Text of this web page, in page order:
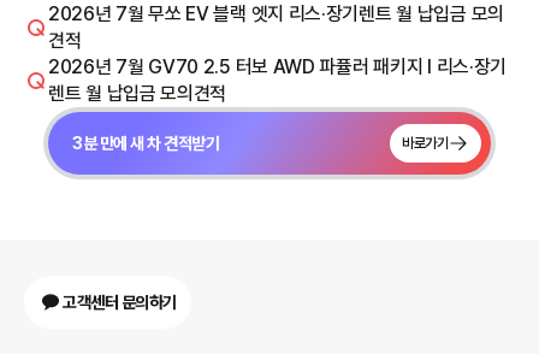
2026년 7월 무쏘 EV 블랙 엣지 리스·장기렌트 월 납입금 모의
견적
2026년 7월 GV70 2.5 터보 AWD 파퓰러 패키지 I 리스·장기
렌트 월 납입금 모의견적
3분 만에 새 차 견적받기 바로가기
고객센터 문의하기